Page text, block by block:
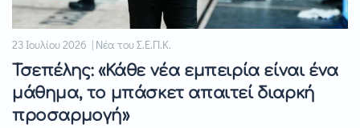
23 Ιουλίου 2026 | Νέα του Σ.Ε.Π.Κ.
Τσεπέλης: «Κάθε νέα εμπειρία είναι ένα
μάθημα, το μπάσκετ απαιτεί διαρκή
προσαρμογή»